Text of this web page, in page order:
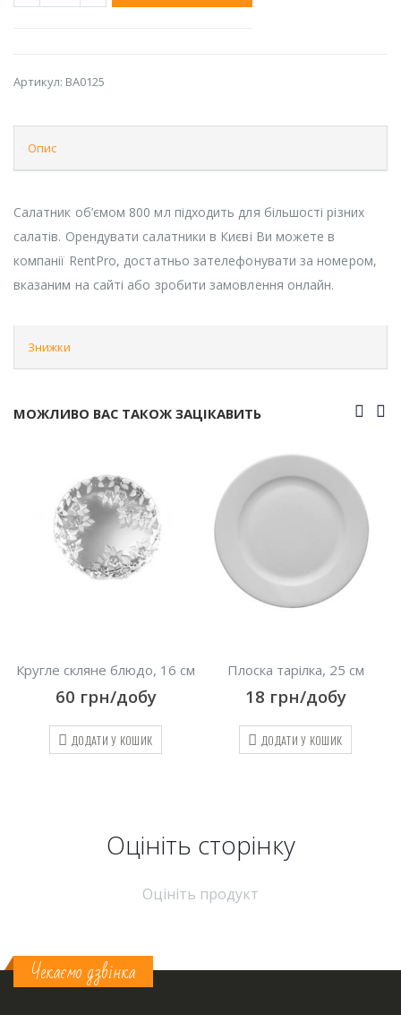
Артикул: BA0125
Опис
Салатник об’ємом 800 мл підходить для більшості різних
салатів. Орендувати салатники в Києві Ви можете в
компанії RentPro, достатньо зателефонувати за номером,
вказаним на сайті або зробити замовлення онлайн.
Знижки
МОЖЛИВО ВАС ТАКОЖ ЗАЦІКАВИТЬ
блюдо, 16 см Плоска тарілка, 25 см
18
ДОДАТИ У КОШИК
Скляна
80
ДОДАТИ У
Оцініть cторінку
Оцініть продукт
Чекаємо дзвінка